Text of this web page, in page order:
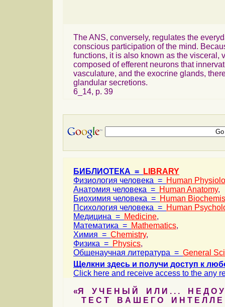
The ANS, conversely, regulates the
conscious participation of the mind.
functions, it is also known as the visceral,
composed of efferent neurons that
vasculature, and the exocrine glands,
glandular secretions.
6_14, p. 39
БИБЛИОТЕКА =
LIBRARY
Физиология человека = Human
Анатомия человека = Human Anatomy,
Биохимия человека = Human
Психология человека = Human
Медицина = Medicine,
Математика = Mathematics,
Химия = Chemistry,
Физика = Physics,
Общенаучная литература = General
Щелкни здесь и получи доступ к
Click here and receive access to the any
«Я У Ч Е Н Ы Й И Л И . . . Н Е Д О У
Т Е С Т В А Ш Е Г О И Н Т Е Л Л Е